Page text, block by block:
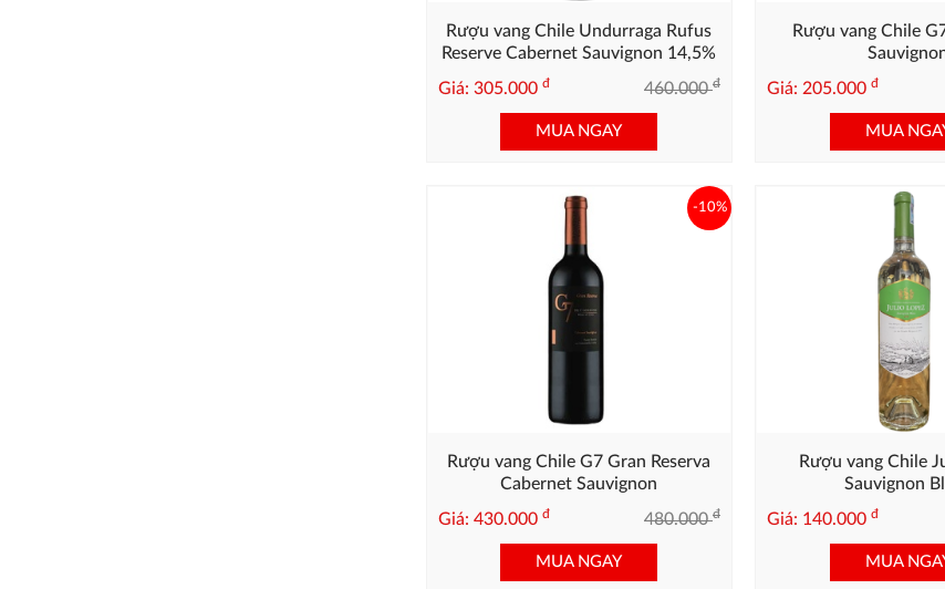
Rượu vang Chile Undurraga Rufus
Reserve Cabernet Sauvignon 14,5%
Giá: 305.000 đ 460.000đ
MUA NGAY
Rượu vang Chile
Giá: 205.000 đ
MUA
Rượu vang Chile G7 Gran Reserva
Cabernet Sauvignon
Giá: 430.000 đ 480.000đ
-10%
MUA NGAY
Rượu vang Chile
Sauvignon
Giá: 140.000 đ
MUA